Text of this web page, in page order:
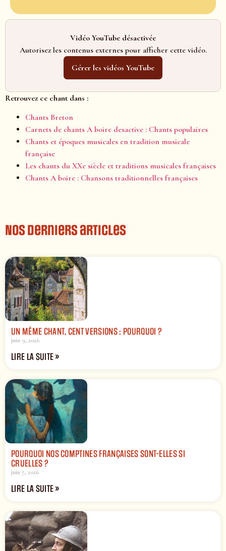
Vidéo YouTube désactivée
Autorisez les contenus externes pour afficher cette vidéo.
Gérer les vidéos YouTube
Retrouvez ce chant dans :
Chants Breton
Carnets de chants A boire desactive : Chants populaires
Chants et époques musicales en tradition musicale
française
Les chants du XXe siècle et traditions musicales françaises
Chants A boire : Chansons traditionnelles françaises
Nos derniers articles
UN MÊME CHANT, CENT VERSIONS : POURQUOI ?
juin 9, 2026
LIRE LA SUITE »
POURQUOI NOS COMPTINES FRANÇAISES SONT-ELLES SI
CRUELLES ?
juin 7, 2026
LIRE LA SUITE »